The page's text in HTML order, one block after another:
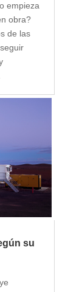
empieza
obra?
de las
su